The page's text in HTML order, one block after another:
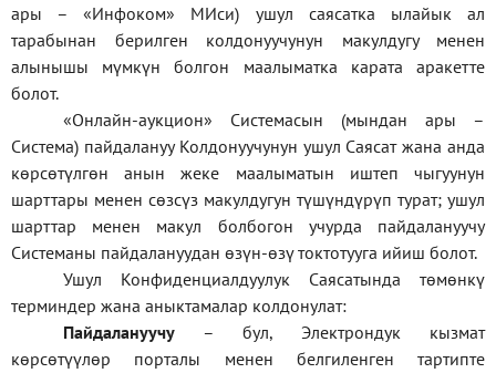
ары –«Инфоком» МИси) ушул саясатка ылайык ал
тарабынан берилген колдонуучунун макулдугу менен
алынышы мүмкүн болгон маалыматка карата аракетте
болот.
«Онлайн-аукцион» Системасын (мындан ары –
Система) пайдалануу Колдонуучунун ушул Саясат жана анда
көрсөтүлгөн анын жеке маалыматын иштеп чыгуунун
шарттары менен сөзсүз макулдугун түшүндүрүп турат; ушул
шарттар менен макул болбогон учурда пайдалануучу
Системаны пайдалануудан өзүн-өзү токтотууга ийиш болот.
Ушул Конфиденциалдуулук Саясатында төмөнкү
терминдер жана аныктамалар колдонулат:
Пайдалануучу – бул, Электрондук кызмат
көрсөтүүлөр порталы менен белгиленген тартипте